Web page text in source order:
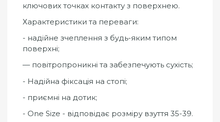
ключових точках контакту з поверхнею.
Характеристики та переваги:
- надійне зчеплення з будь-яким типом
поверхні;
— повітропроникні та забезпечують сухість;
- Надійна фіксація на стопі;
- приємні на дотик;
- One Size - відповідає розміру взуття 35-39.